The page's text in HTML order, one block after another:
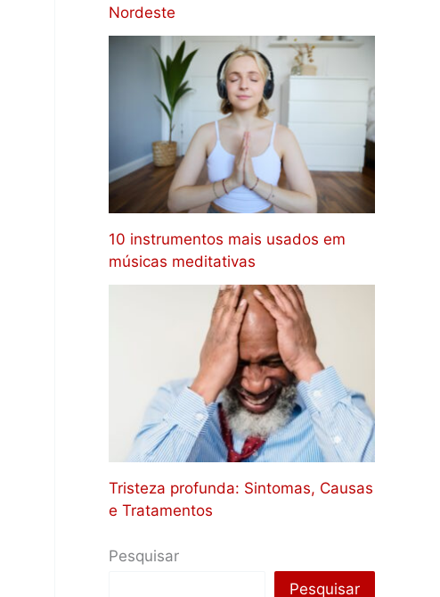
Nordeste
10 instrumentos mais usados em
músicas meditativas
Tristeza profunda: Sintomas, Causas
e Tratamentos
Pesquisar
Pesquisar